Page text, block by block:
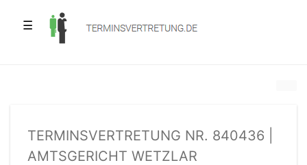
☰
TERMINSVERTRETUNG NR. 840436 |
AMTSGERICHT WETZLAR